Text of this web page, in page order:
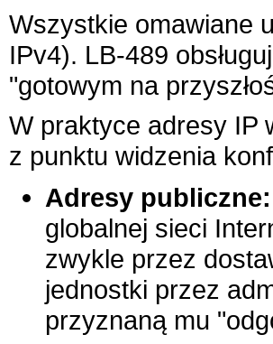
Wszystkie omawiane
IPv4). LB-489
"gotowym na
W praktyce adresy IP
z punktu widzenia
Adresy publiczne:
globalnej sieci
zwykle przez
jednostki przez
przyznaną mu